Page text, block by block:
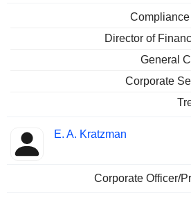
Director of
General
Corporate
E. A. Kratzman
Corporate Officer/